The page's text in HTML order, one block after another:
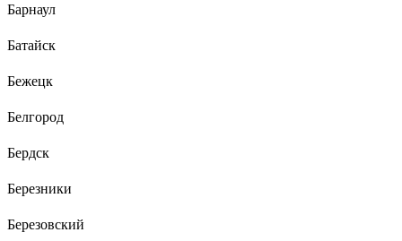
Барнаул
Батайск
Бежецк
Белгород
Бердск
Березники
Березовский